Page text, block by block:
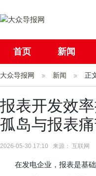
首页 新闻
社会 国际
大众导报网 新闻 正
报表开发效
孤岛与报表
2026-05-30 17:10 来源： 互联网
在发电企业，报表是基础